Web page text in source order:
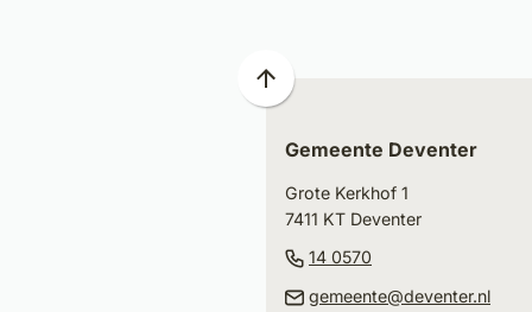
Scroll
boven
het
van
de
Gemeente Deventer
Grote Kerkhof 1
7411 KT Deventer
14 0570
naar
gemeente@deventer.nl